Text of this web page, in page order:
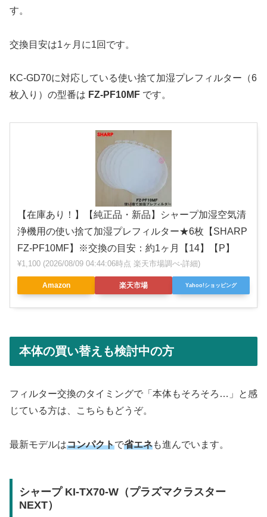
す。
交換目安は1ヶ月に1回です。
KC-GD70に対応している使い捨て加湿プレフィルター（6
枚入り）の型番は FZ-PF10MF です。
【在庫あり！】【純正品・新品】シャープ加湿空気清
浄機用の使い捨て加湿プレフィルター★6枚【SHARP
FZ-PF10MF】※交換の目安：約1ヶ月【14】【P】
¥1,100 (2026/08/09 04:44:06時点 楽天市場調べ-詳細)
Amazon 楽天市場 Yahoo!ショッピング
本体の買い替えも検討中の方
フィルター交換のタイミングで「本体もそろそろ…」と感
じている方は、こちらもどうぞ。
最新モデルはコンパクトで省エネも進んでいます。
シャープ KI-TX70-W（プラズマクラスター
NEXT）